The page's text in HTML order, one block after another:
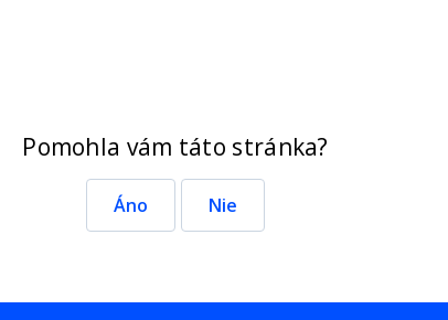
Pomohla vám táto stránka?
Áno Nie